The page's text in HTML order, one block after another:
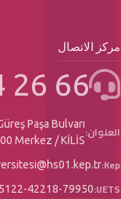
مركز الاتصال
26 66
العنوان:Paşa Bulvarı
Merkez / KİLİS
Kep:
UETS:
42218-79950